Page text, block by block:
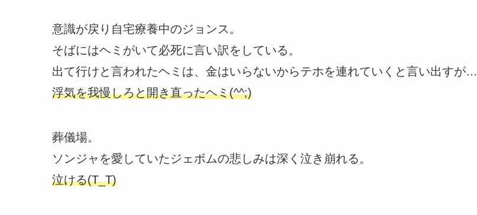
意識が戻り自宅療養中のジョンス。
そばにはヘミがいて必死に言い訳をしている。
出て行けと言われたヘミは、金はいらないからテホを連れていくと言い出すが…
浮気を我慢しろと開き直ったヘミ(^^;)
葬儀場。
ソンジャを愛していたジェボムの悲しみは深く泣き崩れる。
泣ける(T_T)